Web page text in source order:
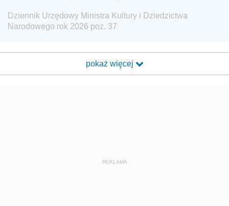
Dziennik Urzędowy Ministra Kultury i Dziedzictwa
Narodowego rok 2026 poz. 37
pokaż więcej
REKLAMA